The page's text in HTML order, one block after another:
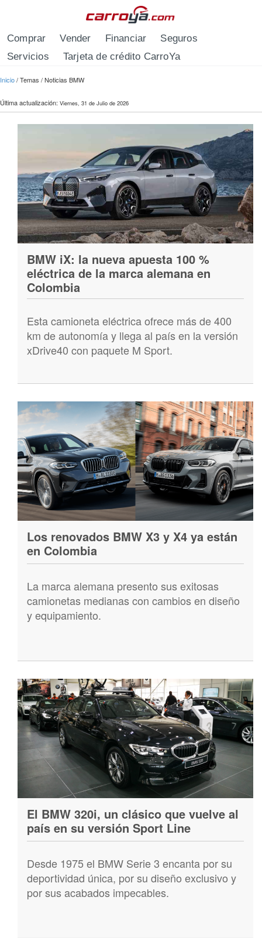
Comprar Vender Financiar
Seguros
Servicios
Tarjeta de crédito CarroYa
Se encuentra usted aquí
Inicio/Temas /Noticias BMW
Última actualización: Viernes, 31 de Julio de 2026
BMW iX: la nueva apuesta 100 %
eléctrica de la marca alemana en
Colombia
Esta camioneta eléctrica ofrece más de 400
km de autonomía y llega al país en la versión
xDrive40 con paquete M Sport.
Los renovados BMW X3 y X4 ya están
en Colombia
La marca alemana presento sus exitosas
camionetas medianas con cambios en diseño
y equipamiento.
El BMW 320i, un clásico que vuelve al
país en su versión Sport Line
Desde 1975 el BMW Serie 3 encanta por su
deportividad única, por su diseño exclusivo y
por sus acabados impecables.